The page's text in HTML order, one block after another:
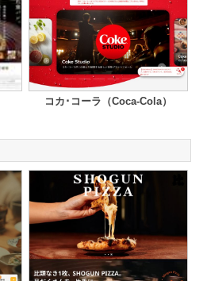
コカ･コーラ（Coca-Cola）